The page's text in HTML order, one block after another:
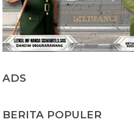
ADS
BERITA POPULER